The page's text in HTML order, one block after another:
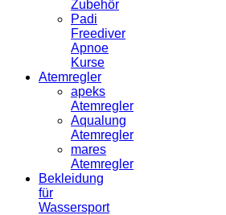
Zubehör
Padi
Freediver
Apnoe
Kurse
Atemregler
apeks
Atemregler
Aqualung
Atemregler
mares
Atemregler
Bekleidung
für
Wassersport